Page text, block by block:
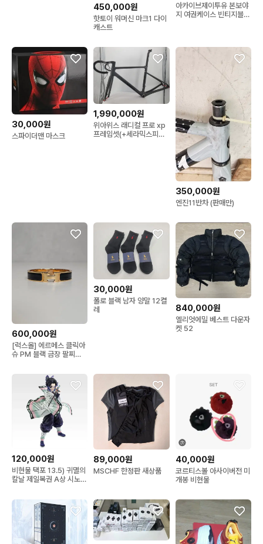
450,000원
핫토이 워머신 마크1 다이
캐스트
아카이브제이투유 본보야
지 여권케이스 빈티지블랙
30,000원
스파이더맨 마스크
1,990,000원
위아위스 래디컬 프로 xp
프레임셋(+세라믹스피드
350,000원
엔진11반차 (판매만)
600,000원
[럭스올] 에르메스 클릭아
슈 PM 블랙 금장 팔찌
30,000원
폴로 블랙 남자 양말 12켤
레
840,000원
엘리엇에밀 베스트 다운자
켓 52
120,000원
비현물 택포 13.5) 귀멸의
칼날 제일복권 A상 시노부
89,000원
MSCHF 한정판 새상품
40,000원
코르티스볼 아사이버전 미
개봉 비현물